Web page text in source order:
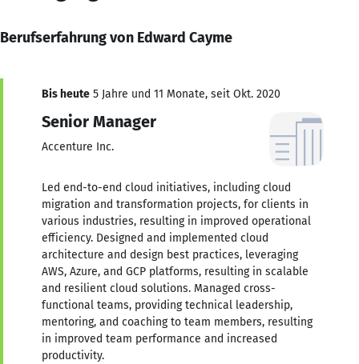
Berufserfahrung von Edward Cayme
Bis heute 5 Jahre und 11 Monate, seit Okt. 2020
Senior Manager
Accenture Inc.
Led end-to-end cloud initiatives, including cloud
migration and transformation projects, for clients in
various industries, resulting in improved operational
efficiency. Designed and implemented cloud
architecture and design best practices, leveraging
AWS, Azure, and GCP platforms, resulting in scalable
and resilient cloud solutions. Managed cross-
functional teams, providing technical leadership,
mentoring, and coaching to team members, resulting
in improved team performance and increased
productivity.